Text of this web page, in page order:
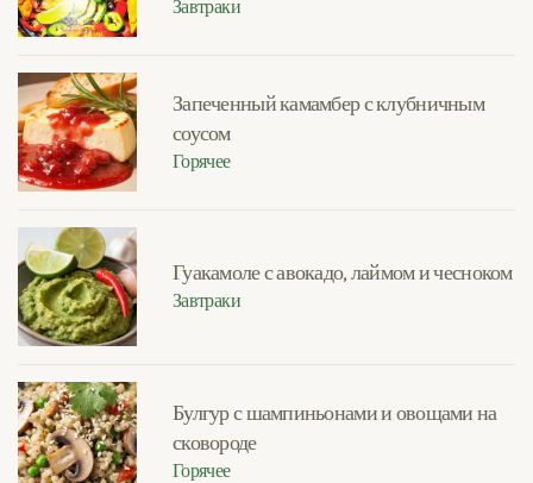
Завтраки
Запеченный камамбер с клубничным
соусом
Горячее
Гуакамоле с авокадо, лаймом и чесноком
Завтраки
Булгур с шампиньонами и овощами на
сковороде
Горячее